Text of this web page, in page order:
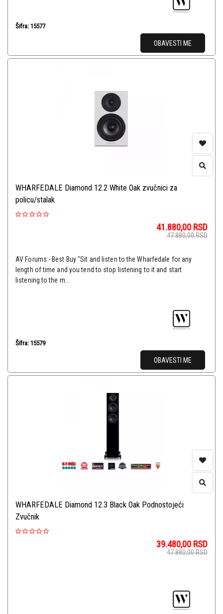
Šifra: 15577
OBAVESTI ME
WHARFEDALE Diamond 12.2 White Oak zvučnici za
policu/stalak
41.880,00 RSD
47.880,00RSD
AV Forums - Best Buy "Sit and listen to the Wharfedale for any
length of time and you tend to stop listening to it and start
listening to the m...
Šifra: 15579
OBAVESTI ME
WHARFEDALE Diamond 12.3 Black Oak Podnostojeći
Zvučnik
39.480,00 RSD
47.880,00RSD